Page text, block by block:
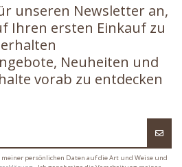
unseren Newsletter an,
Ihren ersten Einkauf zu
erhalten
Neuheiten und
vorab zu entdecken
persönlichen Daten auf die Art und Weise und